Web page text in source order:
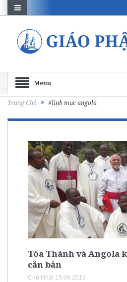
Menu
Trang Chủ #linh mục angola
Tòa Thánh và Angola
căn bản
Chủ Nhật 15.09.2019